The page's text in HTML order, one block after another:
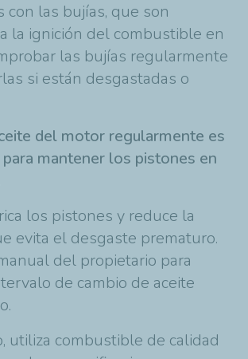
con las bujías, que son
la ignición del combustible en
las bujías regularmente
si están desgastadas o
del motor regularmente es
mantener los pistones en
los pistones y reduce la
evita el desgaste prematuro.
del propietario para
de cambio de aceite
utiliza combustible de calidad